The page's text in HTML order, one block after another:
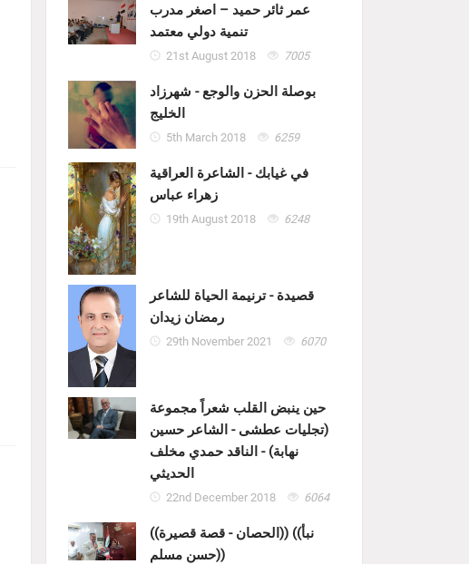
عمر ثائر حميد – اصغر مدرب
تنمية دولي معتمد
21st August 2018 7005
بوصلة الحزن والوجع - شهرزاد
الخليج
5th March 2018 6259
في غيابك - الشاعرة العراقية
زهراء عباس
19th August 2018 6248
قصيدة - ترنيمة الحياة للشاعر
رمضان زيدان
29th November 2021 6070
حين ينبض القلب شعراً مجموعة
(تجليات عطشى - الشاعر حسين
نهابة) - الناقد حمدي مخلف
الحديثي
22nd December 2018 6064
((الحصان - قصة قصيرة)) ((نبأ
حسن مسلم))